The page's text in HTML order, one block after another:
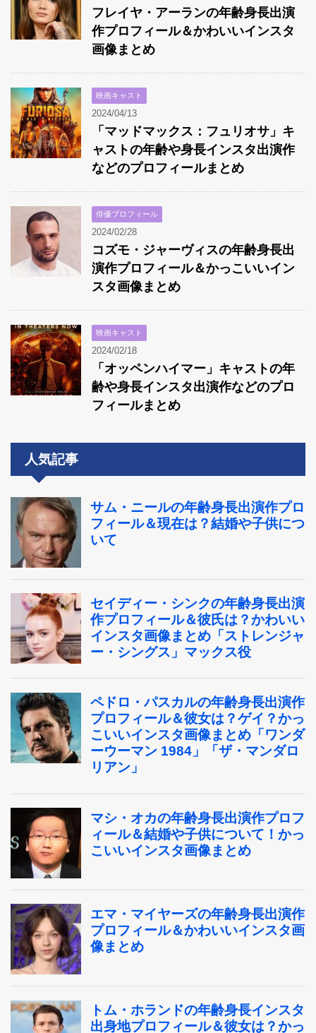
フレイヤ・アーランの年齢身長出演
作プロフィール＆かわいいインスタ
画像まとめ
映画キャスト
2024/04/13
「マッドマックス：フュリオサ」キ
ャストの年齢や身長インスタ出演作
などのプロフィールまとめ
俳優プロフィール
2024/02/28
コズモ・ジャーヴィスの年齢身長出
演作プロフィール＆かっこいいイン
スタ画像まとめ
映画キャスト
2024/02/18
「オッペンハイマー」キャストの年
齢や身長インスタ出演作などのプロ
フィールまとめ
人気記事